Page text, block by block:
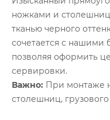
ножками и
тканью черного
сочетается с нашими
позволяя оформить
сервировки.
Важно: При монтаже
столешниц,